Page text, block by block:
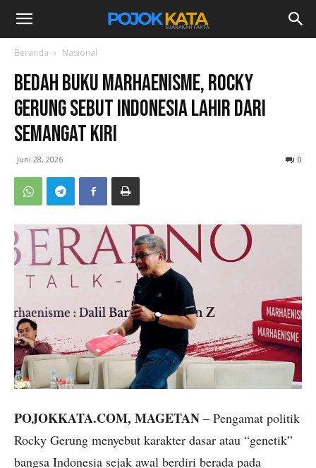
Beranda Nasional
Bedah Buku Marhaenisme, Rocky
Gerung Sebut Indonesia Lahir dari
Semangat Kiri
Juni 28, 2026 0
POJOKKATA.COM, MAGETAN – Pengamat politik
Rocky Gerung menyebut karakter dasar atau “genetik”
bangsa Indonesia sejak awal berdiri berada pada